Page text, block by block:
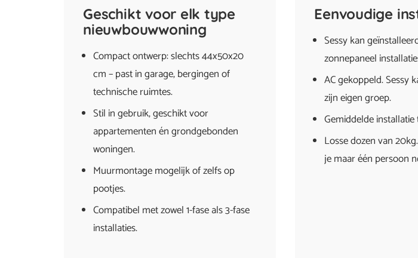
Geschikt voor elk type
nieuwbouwwoning
Compact ontwerp: slechts 44x50x20
cm – past in garage, bergingen of
technische ruimtes.
Stil in gebruik, geschikt voor
appartementen én grondgebonden
woningen.
Muurmontage mogelijk of zelfs op
pootjes.
Compatibel met zowel 1-fase als 3-fase
installaties.
Eenvoudige
Sessy kan
zonnepaneel
AC gekoppeld. Sessy
zijn eigen groep.
Gemiddelde
Losse dozen van
je maar één persoon